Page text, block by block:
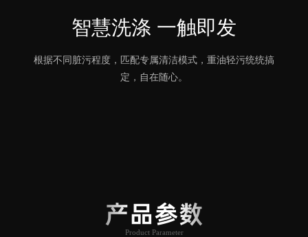
智慧洗涤 一触即发
根据不同脏污程度，匹配专属清洁模式，重油轻污统统搞
定，自在随心。
产品参数
Product Parameter